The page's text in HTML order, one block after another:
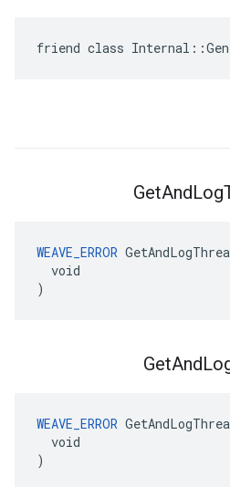
friend class
GetAndLog
WEAVE_ERROR
  void
)
GetAnd
WEAVE_ERROR
  void
)